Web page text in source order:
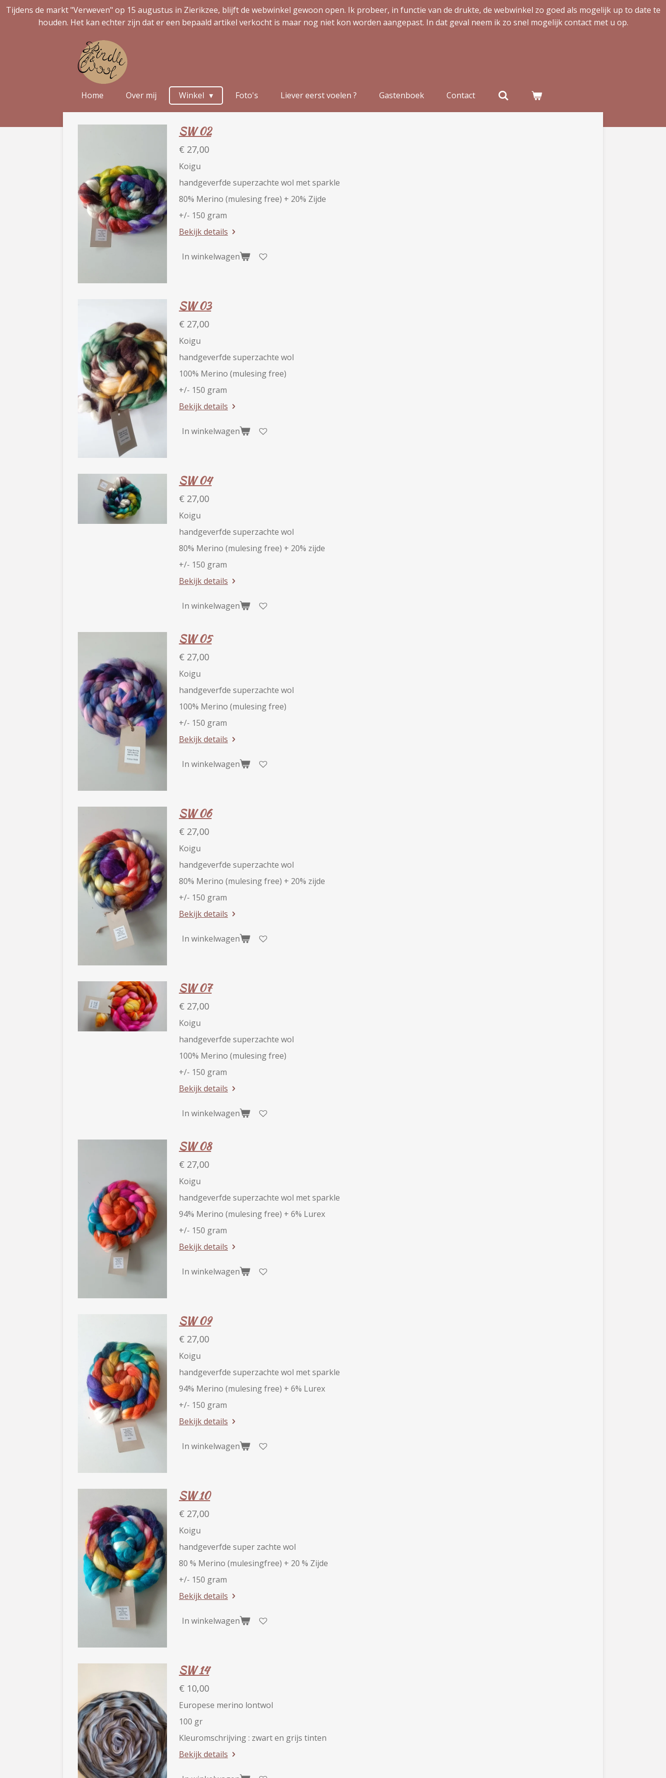
Ga
Tijdens de markt "Verweven" op 15 augustus in Zierikzee, blijft de webwinkel gewoon open. Ik probeer, in functie van de drukte, de webwinkel zo goed als mogelijk up to date te
houden. Het kan echter zijn dat er een bepaald artikel verkocht is maar nog niet kon worden aangepast. In dat geval neem ik zo snel mogelijk contact met u op.
Home Over mij Winkel Foto's Liever eerst voelen ? Gastenboek Contact
SW 02
€ 27,00
Koigu
handgeverfde superzachte wol met sparkle
80% Merino (mulesing free) + 20% Zijde
+/- 150 gram
Bekijk details
In winkelwagen
SW 03
€ 27,00
Koigu
handgeverfde superzachte wol
100% Merino (mulesing free)
+/- 150 gram
Bekijk details
In winkelwagen
SW 04
€ 27,00
Koigu
handgeverfde superzachte wol
80% Merino (mulesing free) + 20% zijde
+/- 150 gram
Bekijk details
In winkelwagen
SW 05
€ 27,00
Koigu
handgeverfde superzachte wol
100% Merino (mulesing free)
+/- 150 gram
Bekijk details
In winkelwagen
SW 06
€ 27,00
Koigu
handgeverfde superzachte wol
80% Merino (mulesing free) + 20% zijde
+/- 150 gram
Bekijk details
In winkelwagen
SW 07
€ 27,00
Koigu
handgeverfde superzachte wol
100% Merino (mulesing free)
+/- 150 gram
Bekijk details
In winkelwagen
SW 08
€ 27,00
Koigu
handgeverfde superzachte wol met sparkle
94% Merino (mulesing free) + 6% Lurex
+/- 150 gram
Bekijk details
In winkelwagen
SW 09
€ 27,00
Koigu
handgeverfde superzachte wol met sparkle
94% Merino (mulesing free) + 6% Lurex
+/- 150 gram
Bekijk details
In winkelwagen
SW 10
€ 27,00
Koigu
handgeverfde super zachte wol
80 % Merino (mulesingfree) + 20 % Zijde
+/- 150 gram
Bekijk details
In winkelwagen
SW 14
€ 10,00
Europese merino lontwol
100 gr
Kleuromschrijving : zwart en grijs tinten
Bekijk details